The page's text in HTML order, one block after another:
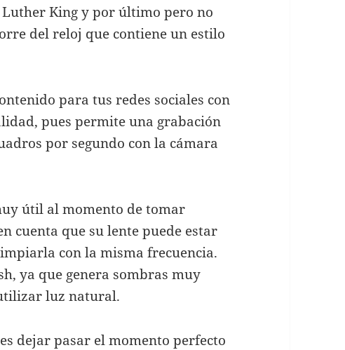
King y por último pero no
del reloj que contiene un estilo
para tus redes sociales con
pues permite una grabación
por segundo con la cámara
útil al momento de tomar
cuenta que su lente puede estar
con la misma frecuencia.
ya que genera sombras muy
luz natural.
dejar pasar el momento perfecto